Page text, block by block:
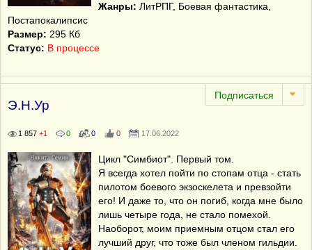
Жанры: ЛитРПГ, Боевая фантастика,
Постапокалипсис
Размер: 295 Кб
Статус: В процессе
Э.Н.Ур
1 857 +1 0 0 0 17.06.2022
Цикл "Симбиот". Первый том.
Я всегда хотел пойти по стопам отца - стать
пилотом боевого экзоскелета и превзойти
его! И даже то, что он погиб, когда мне было
лишь четыре года, не стало помехой.
Наоборот, моим приемным отцом стал его
лучший друг, что тоже был членом гильдии.